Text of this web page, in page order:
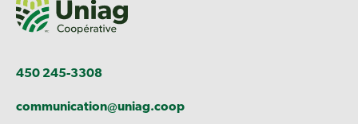
450 245-3308
communication@uniag.coop